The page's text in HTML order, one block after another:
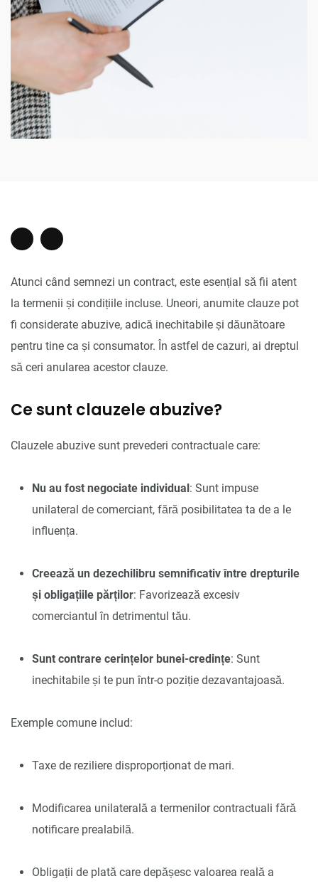
Atunci când semnezi un contract, este esențial să fii atent
la termenii și condițiile incluse. Uneori, anumite clauze pot
fi considerate abuzive, adică inechitabile și dăunătoare
pentru tine ca și consumator. În astfel de cazuri, ai dreptul
să ceri anularea acestor clauze.
Ce sunt clauzele abuzive?
Clauzele abuzive sunt prevederi contractuale care:
Nu au fost negociate individual: Sunt impuse
unilateral de comerciant, fără posibilitatea ta de a le
influența.
Creează un dezechilibru semnificativ între drepturile
și obligațiile părților: Favorizează excesiv
comerciantul în detrimentul tău.
Sunt contrare cerințelor bunei-credințe: Sunt
inechitabile și te pun într-o poziție dezavantajoasă.
Exemple comune includ:
Taxe de reziliere disproporționat de mari.
Modificarea unilaterală a termenilor contractuali fără
notificare prealabilă.
Obligații de plată care depășesc valoarea reală a